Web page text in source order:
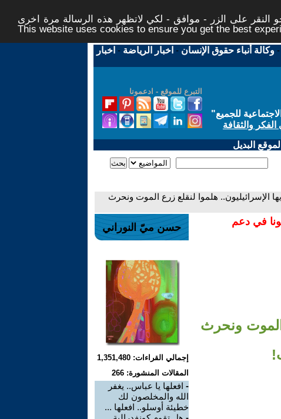
النقر على الزر - موافق - لكي لاتظهر هذه الرسالة مرة اخرى -
This website uses cookies to ensure you get the best
-وكالة أنباء حقوق الإنسان - اخبار الرياضة - اخبار
التبرع للموقع - ادعمونا
للجميع"
والثقافة
البديل
الإسرائيليون.. هلموا لنقلع زرع الموت ونحرث
في دعم
الموت ونحرث
حسن ميّ النوراني
إجمالي القراءات: 1,351,480
المقالات المنشورة: 266
- افعلها يا عباس.. يغفر
الله والمخلصون لك
خطيئة أوسلو.. افعلها ...